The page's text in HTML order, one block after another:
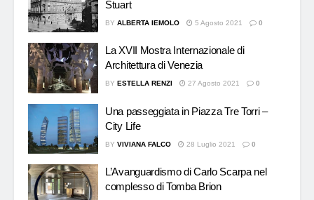
Stuart
BY ALBERTA IEMOLO 5 Agosto 2021 0
La XVII Mostra Internazionale di
Architettura di Venezia
BY ESTELLA RENZI 27 Agosto 2021 0
Una passeggiata in Piazza Tre Torri –
City Life
BY VIVIANA FALCO 28 Luglio 2021 0
L’Avanguardismo di Carlo Scarpa nel
complesso di Tomba Brion